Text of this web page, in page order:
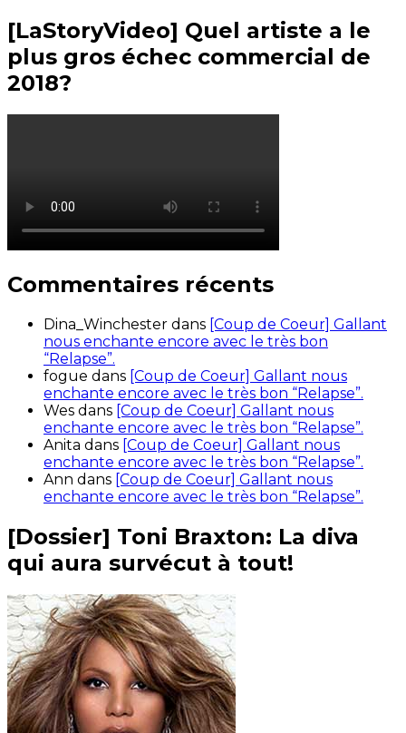
[LaStoryVideo] Quel artiste a le
plus gros échec commercial de
2018?
Commentaires récents
Dina_Winchester dans [Coup de Coeur] Gallant
nous enchante encore avec le très bon
“Relapse”.
fogue dans [Coup de Coeur] Gallant nous
enchante encore avec le très bon “Relapse”.
Wes dans [Coup de Coeur] Gallant nous
enchante encore avec le très bon “Relapse”.
Anita dans [Coup de Coeur] Gallant nous
enchante encore avec le très bon “Relapse”.
Ann dans [Coup de Coeur] Gallant nous
enchante encore avec le très bon “Relapse”.
[Dossier] Toni Braxton: La diva
qui aura survécut à tout!